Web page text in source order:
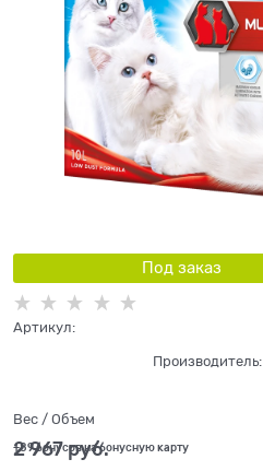
Под заказ
Артикул:
Производитель:
Вес / Объем
2 967 руб.
+89 бонусов на бонусную карту